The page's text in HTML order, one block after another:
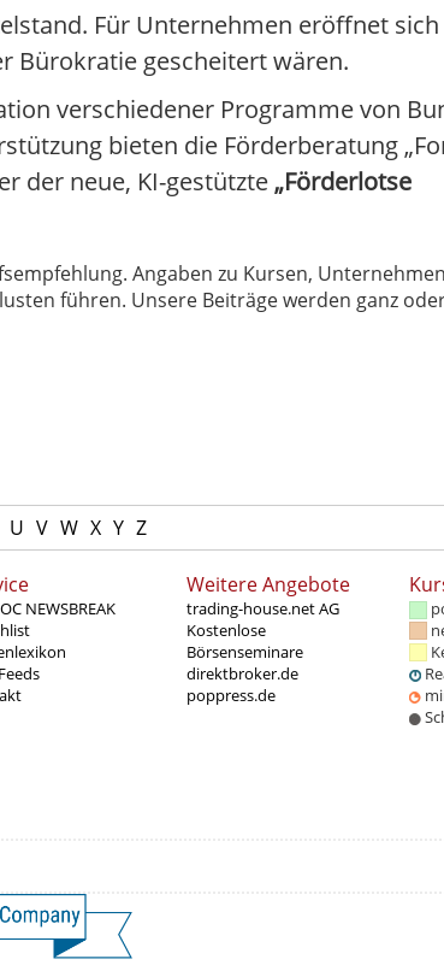
Für Unternehmen eröffnet sich
Bürokratie gescheitert wären.
verschiedener Programme von
bieten die Förderberatung
der neue, KI-gestützte„Förderlotse
Angaben zu Kursen,
führen. Unsere Beiträge werden ganz
U V W X Y Z
NEWSBREAK
Weitere Angebote
trading-house.net AG
Kostenlose
Börsenseminare
direktbroker.de
poppress.de